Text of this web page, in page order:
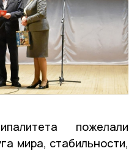
пожелали
мира, стабильности,